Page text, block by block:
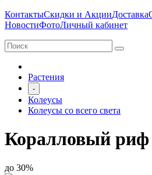
КонтактыСкидки и АкцииДоставка
НовостиФотоЛичный кабинет
Растения
-
Колеусы
Колеусы со всего света
Коралловый риф
до 30%